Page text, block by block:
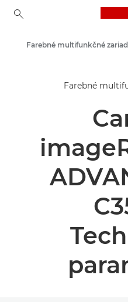
Riešenia a služby
Podnikové produkty
Farebné